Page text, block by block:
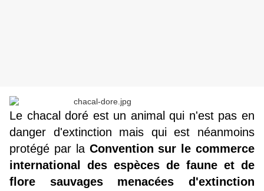
Le chacal doré est un animal qui n'est pas en
danger d'extinction mais qui est néanmoins
protégé par la Convention sur le commerce
international des espèces de faune et de
flore sauvages menacées d'extinction